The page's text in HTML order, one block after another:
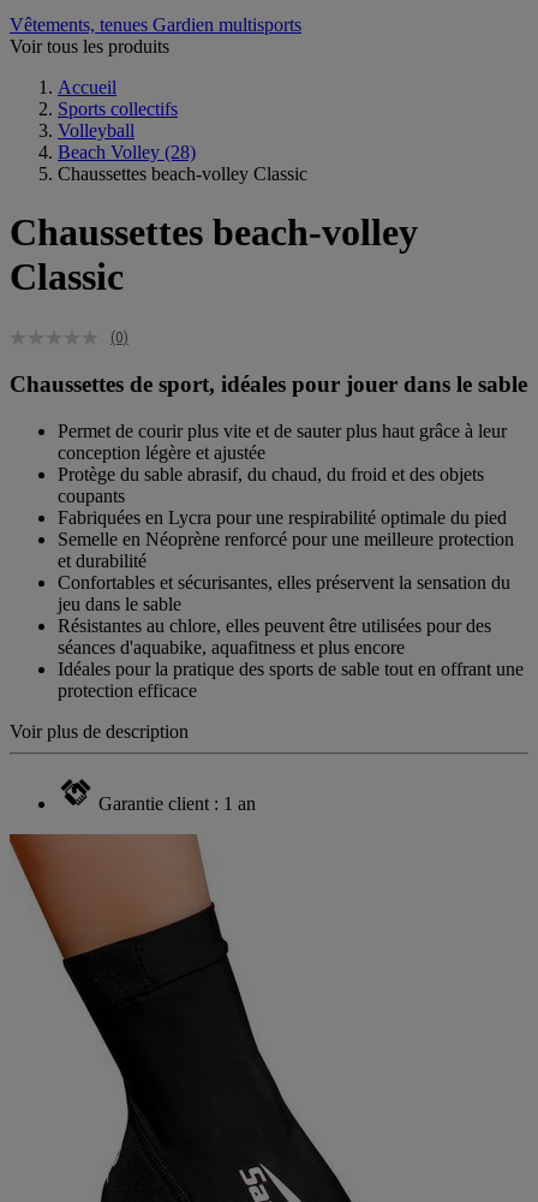
Vêtements, tenues Gardien multisports
Voir tous les produits
Accueil
Sports collectifs
Volleyball
Beach Volley (28)
Chaussettes beach-volley Classic
Chaussettes beach-volley
Classic
(0)
Chaussettes de sport, idéales pour jouer dans le sable
Permet de courir plus vite et de sauter plus haut grâce à leur
conception légère et ajustée
Protège du sable abrasif, du chaud, du froid et des objets
coupants
Fabriquées en Lycra pour une respirabilité optimale du pied
Semelle en Néoprène renforcé pour une meilleure protection
et durabilité
Confortables et sécurisantes, elles préservent la sensation du
jeu dans le sable
Résistantes au chlore, elles peuvent être utilisées pour des
séances d'aquabike, aquafitness et plus encore
Idéales pour la pratique des sports de sable tout en offrant une
protection efficace
Voir plus de description
Garantie client : 1 an